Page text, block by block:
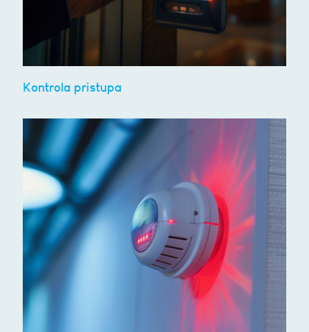
Kontrola pristupa